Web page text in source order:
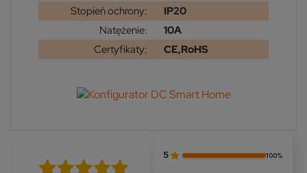
Stopień ochrony:
IP20
Natężenie:
10A
Certyfikaty:
CE,RoHS
5 100%